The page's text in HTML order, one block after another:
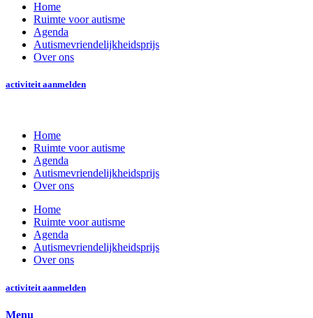
Home
Ruimte voor autisme
Agenda
Autismevriendelijkheidsprijs
Over ons
activiteit aanmelden
Home
Ruimte voor autisme
Agenda
Autismevriendelijkheidsprijs
Over ons
Home
Ruimte voor autisme
Agenda
Autismevriendelijkheidsprijs
Over ons
activiteit aanmelden
Menu